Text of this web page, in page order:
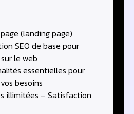
(landing page)
SEO de base pour
le web
essentielles pour
besoins
illimitées – Satisfaction